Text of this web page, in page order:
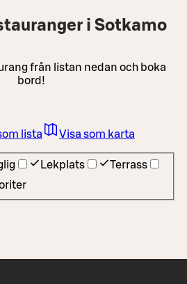
i Sotkamo
från listan nedan och boka
bord!
Lekplats
Terrass
lista Visa som karta